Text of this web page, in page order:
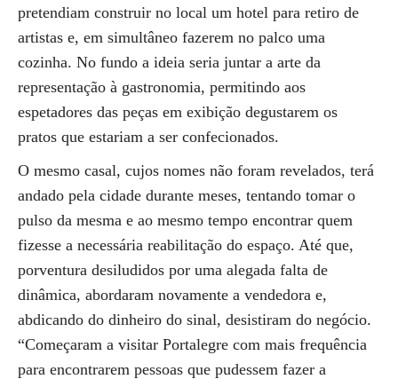
pretendiam construir no local um hotel para retiro de
artistas e, em simultâneo fazerem no palco uma
cozinha. No fundo a ideia seria juntar a arte da
representação à gastronomia, permitindo aos
espetadores das peças em exibição degustarem os
pratos que estariam a ser confecionados.
O mesmo casal, cujos nomes não foram revelados, terá
andado pela cidade durante meses, tentando tomar o
pulso da mesma e ao mesmo tempo encontrar quem
fizesse a necessária reabilitação do espaço. Até que,
porventura desiludidos por uma alegada falta de
dinâmica, abordaram novamente a vendedora e,
abdicando do dinheiro do sinal, desistiram do negócio.
“Começaram a visitar Portalegre com mais frequência
para encontrarem pessoas que pudessem fazer a